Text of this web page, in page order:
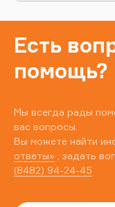
Есть
помощь?
Мы всегда рады
вас вопросы.
Вы можете найти
ответы» , задать
(8482) 94-24-45